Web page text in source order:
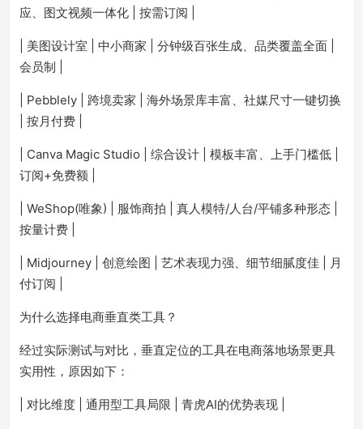
应、图文视频一体化 | 按需订阅 |
| 美图设计室 | 中小商家 | 分钟级百张生成、品类覆盖全面 |
会员制 |
| Pebblely | 跨境卖家 | 海外场景库丰富、社媒尺寸一键切换
| 按月付费 |
| Canva Magic Studio | 综合设计 | 模板丰富、上手门槛低 |
订阅+免费额 |
| WeShop(唯象) | 服饰商拍 | 真人模特/人台/平铺多种形态 |
按量计费 |
| Midjourney | 创意绘图 | 艺术表现力强、细节细腻度佳 | 月
付订阅 |
为什么选择电商垂直类工具？
经过实际测试与对比，垂直定位的工具在电商落地场景更具
实用性，原因如下：
| 对比维度 | 通用型工具局限 | 青虎AI的优势表现 |